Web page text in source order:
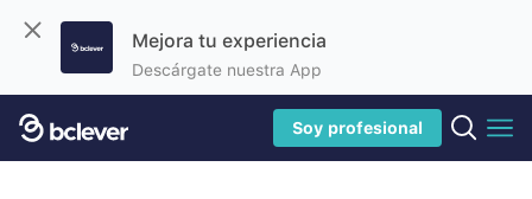
Mejora tu experiencia
Descárgate nuestra App
Soy profesional